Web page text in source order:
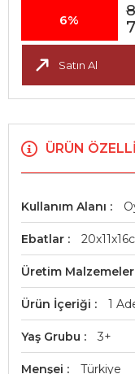
6%
Satın Al
ÜRÜN
Kullanım Alanı
Ebatlar
Üretim
Ürün İçeriği 1
Yaş Grubu 3+
Menşei Türkiye